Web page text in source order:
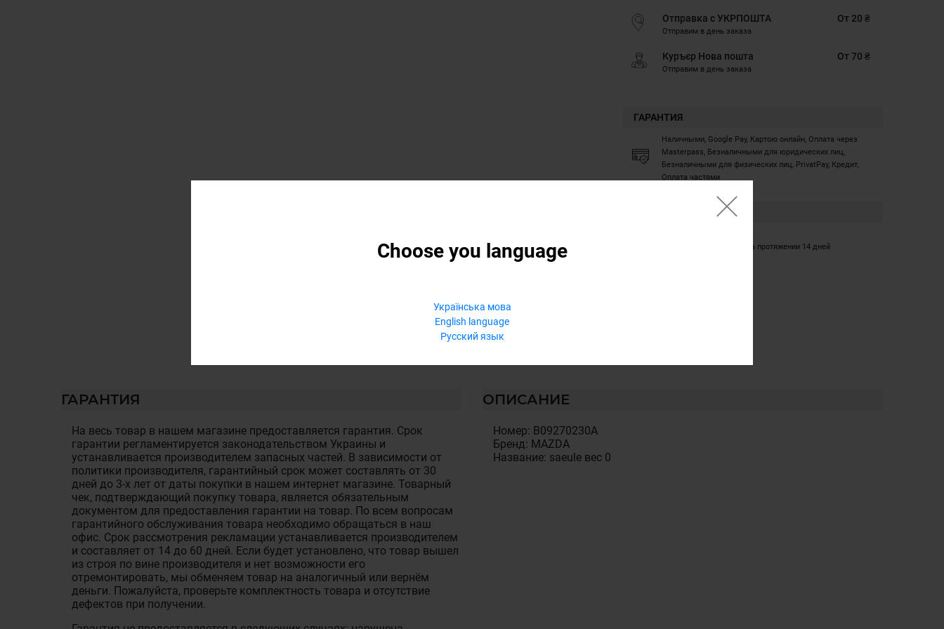
Choose you language
Українська мова
English language
Русский язык
Отправка с УКРПОШТА
Отправим в день заказа
От 20 ₴
Куръєр Нова пошта
Отправим в день заказа
От 70 ₴
ГАРАНТИЯ
Наличными, Google Pay, Картою онлайн, Оплата через
Masterpass, Безналичными для юридических лиц,
Безналичными для физических лиц, PrivatPay, Кредит,
Оплата частями
Обмен/возврат товара на протяжении 14 дней
ГАРАНТИЯ
На весь товар в нашем магазине предоставляется гарантия. Срок
гарантии регламентируется законодательством Украины и
устанавливается производителем запасных частей. В зависимости от
политики производителя, гарантийный срок может составлять от 30
дней до 3-х лет от даты покупки в нашем интернет магазине. Товарный
чек, подтверждающий покупку товара, является обязательным
документом для предоставления гарантии на товар. По всем вопросам
гарантийного обслуживания товара необходимо обращаться в наш
офис. Срок рассмотрения рекламации устанавливается производителем
и составляет от 14 до 60 дней. Если будет установлено, что товар вышел
из строя по вине производителя и нет возможности его
отремонтировать, мы обменяем товар на аналогичный или вернём
деньги. Пожалуйста, проверьте комплектность товара и отсутствие
дефектов при получении.
ОПИСАНИЕ
Номер: B09270230A
Бренд: MAZDA
Название: saeule вес 0